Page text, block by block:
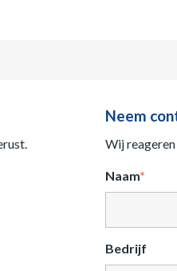
Neem
Wij
Naam*
Bedrijf